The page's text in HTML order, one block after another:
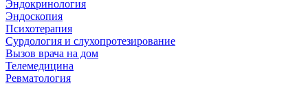
Эндокринология
Эндоскопия
Психотерапия
Сурдология и слухопротезирование
Вызов врача на дом
Телемедицина
Ревматология